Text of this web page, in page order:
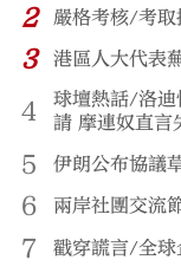
2 嚴格考核/考取
3 港區人大代表
4
球壇熱話/洛迪情
請 摩連奴直言
5 伊朗公布協議
6 兩岸社團交流
7 戳穿謊言/全球